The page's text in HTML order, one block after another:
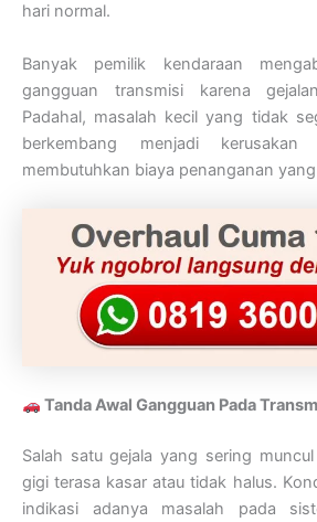
hari normal.
Banyak pemilik kendaraan
gangguan transmisi karena
Padahal, masalah kecil yang tidak
berkembang menjadi
membutuhkan biaya penanganan
Tanda Awal Gangguan Pada
Salah satu gejala yang sering
gigi terasa kasar atau tidak halus.
indikasi adanya masalah pada